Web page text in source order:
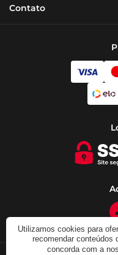
Contato
Utilizamos cookies para
recomendar conteúdos
concorda com a